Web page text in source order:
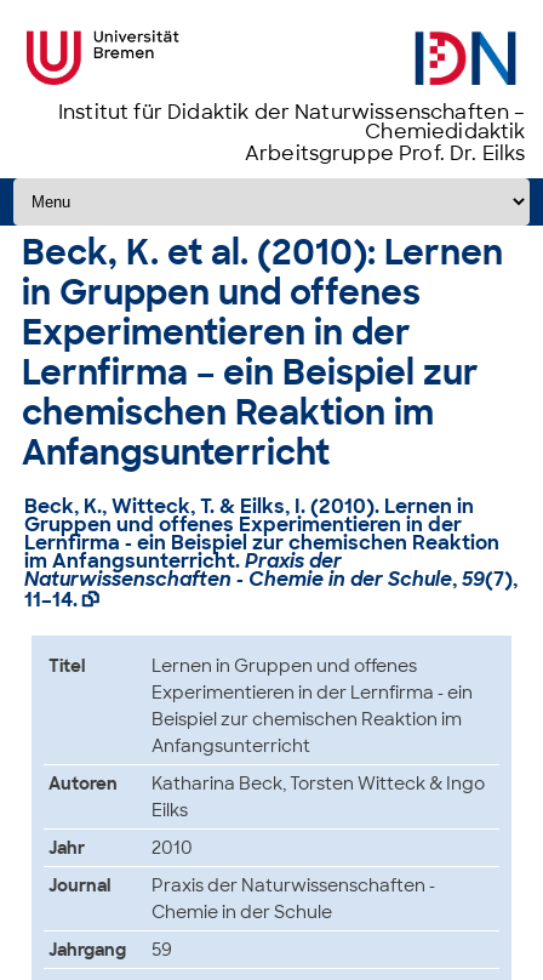
Institut für Didaktik der Naturwissenschaften –
Chemiedidaktik
Arbeitsgruppe Prof. Dr. Eilks
Zum Inhalt springen
Beck, K. et al. (2010): Lernen
in Gruppen und offenes
Experimentieren in der
Lernfirma – ein Beispiel zur
chemischen Reaktion im
Anfangsunterricht
Beck, K., Witteck, T. & Eilks, I. (2010). Lernen in
Gruppen und offenes Experimentieren in der
Lernfirma - ein Beispiel zur chemischen Reaktion
im Anfangsunterricht.Praxis der
Naturwissenschaften - Chemie in der Schule,59(7),
11–14. 
Titel
Lernen in Gruppen und offenes
Experimentieren in der Lernfirma - ein
Beispiel zur chemischen Reaktion im
Anfangsunterricht
Autoren
Katharina Beck, Torsten Witteck & Ingo
Eilks
Jahr
2010
Journal
Praxis der Naturwissenschaften -
Chemie in der Schule
Jahrgang
59